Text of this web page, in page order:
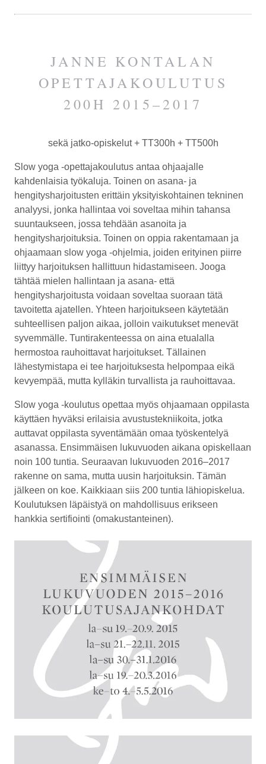
JANNE KONTALAN
OPETTAJAKOULUTUS
200H 2015–2017
sekä jatko-opiskelut+ TT300h + TT500h
Slow yoga -opettajakoulutus antaa ohjaajalle
kahdenlaisia työkaluja. Toinen on asana- ja
hengitysharjoitusten erittäin yksityiskohtainen tekninen
analyysi, jonka hallintaa voi soveltaa mihin tahansa
suuntaukseen, jossa tehdään asanoita ja
hengitysharjoituksia. Toinen on oppia rakentamaan ja
ohjaamaan slow yoga -ohjelmia, joiden erityinen piirre
liittyy harjoituksen hallittuun hidastamiseen. Jooga
tähtää mielen hallintaan ja asana- että
hengitysharjoitusta voidaan soveltaa suoraan tätä
tavoitetta ajatellen. Yhteen harjoitukseen käytetään
suhteellisen paljon aikaa, jolloin vaikutukset menevät
syvemmälle. Tuntirakenteessa on aina etualalla
hermostoa rauhoittavat harjoitukset. Tällainen
lähestymistapa ei tee harjoituksesta helpompaa eikä
kevyempää, mutta kylläkin turvallista ja rauhoittavaa.
Slow yoga -koulutus opettaa myös ohjaamaan oppilasta
käyttäen hyväksi erilaisia avustustekniikoita, jotka
auttavat oppilasta syventämään omaa työskentelyä
asanassa. Ensimmäisen lukuvuoden aikana opiskellaan
noin 100 tuntia. Seuraavan lukuvuoden 2016–2017
rakenne on sama, mutta uusin harjoituksin. Tämän
jälkeen on koe. Kaikkiaan siis 200 tuntia lähiopiskelua.
Koulutuksen läpäistyä on mahdollisuus erikseen
hankkia sertifiointi (omakustanteinen).